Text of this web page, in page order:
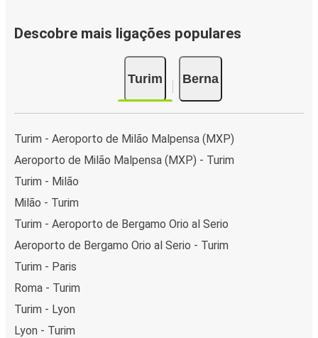
Descobre mais ligações populares
Turim Berna
Turim - Aeroporto de Milão Malpensa (MXP)
Aeroporto de Milão Malpensa (MXP) - Turim
Turim - Milão
Milão - Turim
Turim - Aeroporto de Bergamo Orio al Serio
Aeroporto de Bergamo Orio al Serio - Turim
Turim - Paris
Roma - Turim
Turim - Lyon
Lyon - Turim